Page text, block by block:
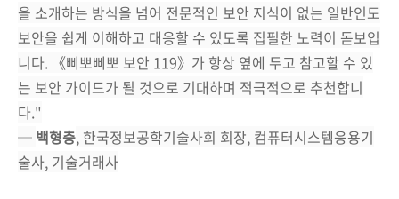
을 소개하는 방식을 넘어 전문적인 보안 지식이 없는 일반인도
보안을 쉽게 이해하고 대응할 수 있도록 집필한 노력이 돋보입
니다. 《삐뽀삐뽀 보안 119》가 항상 옆에 두고 참고할 수 있
는 보안 가이드가 될 것으로 기대하며 적극적으로 추천합니
다."
─ 백형충, 한국정보공학기술사회 회장, 컴퓨터시스템응용기
술사, 기술거래사